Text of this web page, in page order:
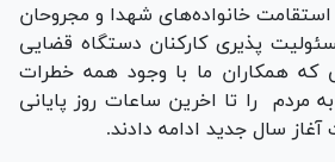
استقامت خانواده‌های شهدا و مجروحان
پذیری کارکنان دستگاه قضایی
همکاران ما با وجود همه خطرات
مردم را تا اخرین ساعات روز پایانی
سال جدید ادامه دادند.